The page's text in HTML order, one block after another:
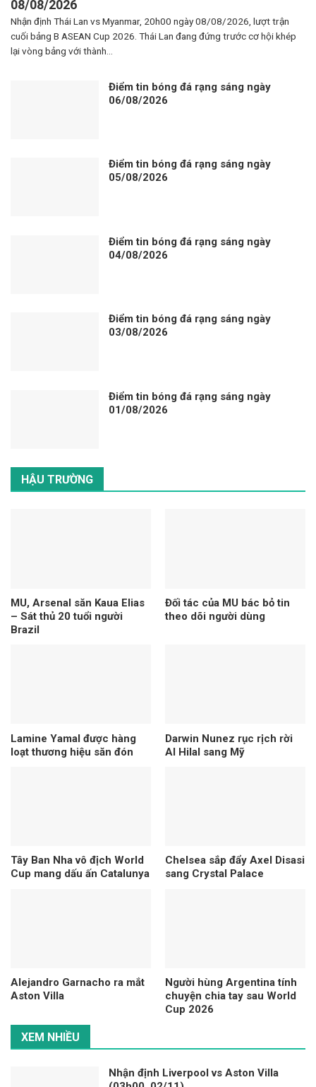
08/08/2026
Nhận định Thái Lan vs Myanmar, 20h00 ngày 08/08/2026, lượt trận
cuối bảng B ASEAN Cup 2026. Thái Lan đang đứng trước cơ hội khép
lại vòng bảng với thành...
Điểm tin bóng đá rạng sáng ngày
06/08/2026
Điểm tin bóng đá rạng sáng ngày
05/08/2026
Điểm tin bóng đá rạng sáng ngày
04/08/2026
Điểm tin bóng đá rạng sáng ngày
03/08/2026
Điểm tin bóng đá rạng sáng ngày
01/08/2026
HẬU TRƯỜNG
MU, Arsenal săn Kaua Elias
– Sát thủ 20 tuổi người
Brazil
Đối tác của MU bác bỏ tin
theo dõi người dùng
Lamine Yamal được hàng
loạt thương hiệu săn đón
Darwin Nunez rục rịch rời
Al Hilal sang Mỹ
Tây Ban Nha vô địch World
Cup mang dấu ấn Catalunya
Chelsea sắp đẩy Axel Disasi
sang Crystal Palace
Alejandro Garnacho ra mắt
Aston Villa
Người hùng Argentina tính
chuyện chia tay sau World
Cup 2026
XEM NHIỀU
Nhận định Liverpool vs Aston Villa